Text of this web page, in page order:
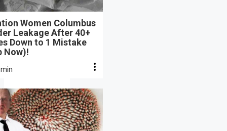
Women Columbus
Leakage After 40+
Down to 1 Mistake
Now)!